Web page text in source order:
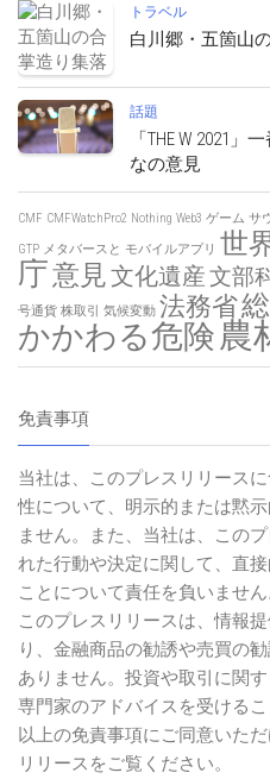
トラベル
白川郷・五箇山
話題
「THE W 2021
なの意見
CMF CMFWatchPro2 Nothing Web3 ゲーム サ
GTP メタバースと モバイルアプリ 世
庁意見文化遺産文部
号通貨 株取引 気候変動 法務省
かかわる危険農
免責事項
当社は、このプレスリリース
性について、明示的または黙
ません。また、当社は、この
れた行動や決定に関して、直
ことについて責任を負いません
このプレスリリースは、情報
り、金融商品の勧誘や売買の
ありません。投資や取引に関
専門家のアドバイスを受けるこ
以上の免責事項にご同意いた
リリースをご覧ください。